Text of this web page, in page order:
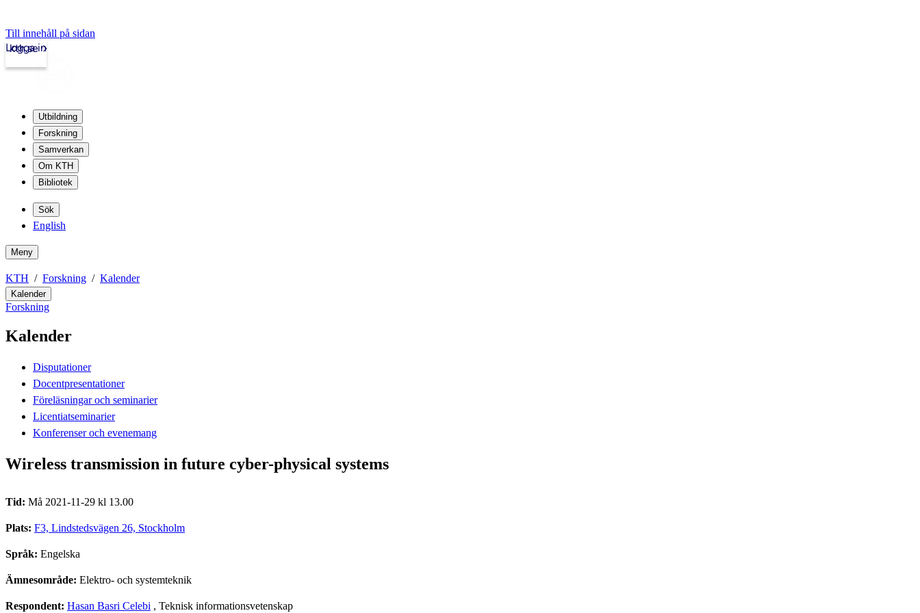
Till innehåll på sidan
kth.se
Logga in
Utbildning
Forskning
Samverkan
Om KTH
Bibliotek
Sök
English
Meny
KTH Forskning Kalender
Kalender
Forskning
Kalender
Disputationer
Docentpresentationer
Föreläsningar och seminarier
Licentiatseminarier
Konferenser och evenemang
Wireless transmission in future cyber-physical systems
Tid: Må 2021-11-29 kl 13.00
Plats: F3, Lindstedsvägen 26, Stockholm
Språk: Engelska
Ämnesområde: Elektro- och systemteknik
Respondent: Hasan Basri Celebi , Teknisk informationsvetenskap